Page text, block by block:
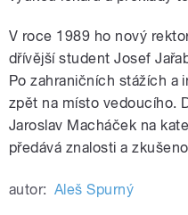
V roce 1989 ho nový
dřívější student Josef
Po zahraničních stážích a
zpět na místo vedoucího.
Jaroslav Macháček na
předává znalosti a
autor: Aleš Spurný